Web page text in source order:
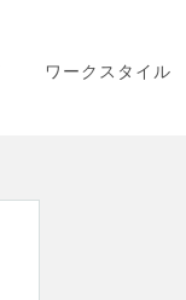
ワークスタイル